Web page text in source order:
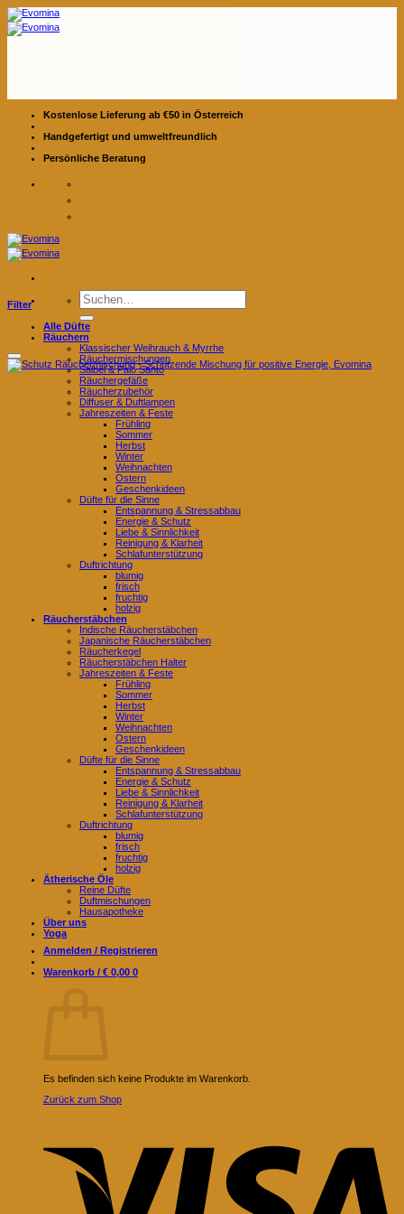
Zum
Inhalt
springen
Kostenlose Lieferung ab €50 in Österreich
Handgefertigt und umweltfreundlich
Persönliche Beratung
Suchen
nach:
Alle Düfte
Räuchern
Klassischer Weihrauch & Myrrhe
Räuchermischungen
Salbei & Palo Santo
Räuchergefäße
Räucherzubehör
Diffuser & Duftlampen
Jahreszeiten & Feste
Frühling
Sommer
Herbst
Winter
Weihnachten
Ostern
Geschenkideen
Düfte für die Sinne
Entspannung & Stressabbau
Energie & Schutz
Liebe & Sinnlichkeit
Reinigung & Klarheit
Schlafunterstützung
Duftrichtung
blumig
frisch
fruchtig
holzig
Räucherstäbchen
Indische Räucherstäbchen
Japanische Räucherstäbchen
Räucherkegel
Räucherstäbchen Halter
Jahreszeiten & Feste
Frühling
Sommer
Herbst
Winter
Weihnachten
Ostern
Geschenkideen
Düfte für die Sinne
Entspannung & Stressabbau
Energie & Schutz
Liebe & Sinnlichkeit
Reinigung & Klarheit
Schlafunterstützung
Duftrichtung
blumig
frisch
fruchtig
holzig
Ätherische Öle
Reine Düfte
Duftmischungen
Hausapotheke
Über uns
Yoga
Anmelden / Registrieren
Warenkorb / € 0,00 0
Es befinden sich keine Produkte im Warenkorb.
Zurück zum Shop
Filter